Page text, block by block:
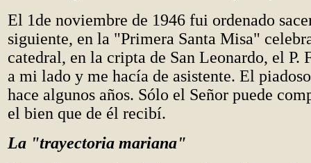
El 1de noviembre de 1946 fui ordenado
siguiente, en la "Primera Santa Misa"
catedral, en la cripta de San Leonardo, el P.
a mi lado y me hacía de asistente. El
hace algunos años. Sólo el Señor puede
el bien que de él recibí.
La "trayectoria mariana"